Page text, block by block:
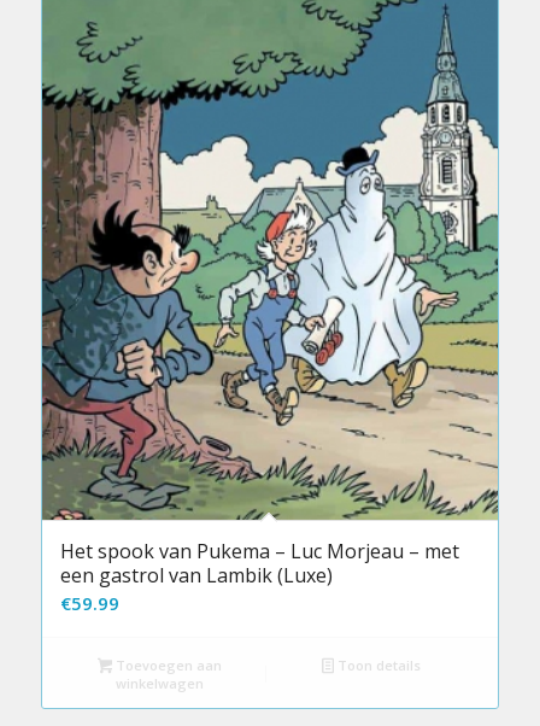
Het spook van Pukema – Luc Morjeau – met
een gastrol van Lambik (Luxe)
€59.99
Toevoegen aan
winkelwagen
Toon details